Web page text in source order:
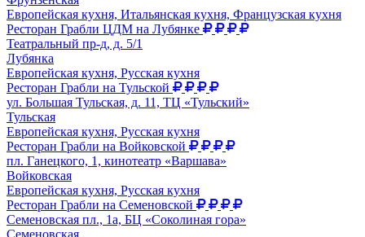
Европейская кухня, Итальянская кухня, Французская кухня
Ресторан Грабли ЦДМ на Лубянке
Театральный пр-д, д. 5/1
Лубянка
Европейская кухня, Русская кухня
Ресторан Грабли на Тульской
ул. Большая Тульская, д. 11, ТЦ «Тульский»
Тульская
Европейская кухня, Русская кухня
Ресторан Грабли на Войковской
пл. Ганецкого, 1, кинотеатр «Варшава»
Войковская
Европейская кухня, Русская кухня
Ресторан Грабли на Семеновской
Семеновская пл., 1а, БЦ «Соколиная гора»